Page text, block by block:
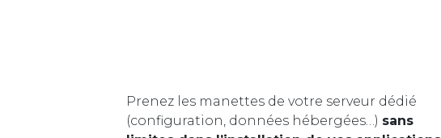
Prenez les manettes de votre serveur dédié
(configuration, données hébergées…) sans